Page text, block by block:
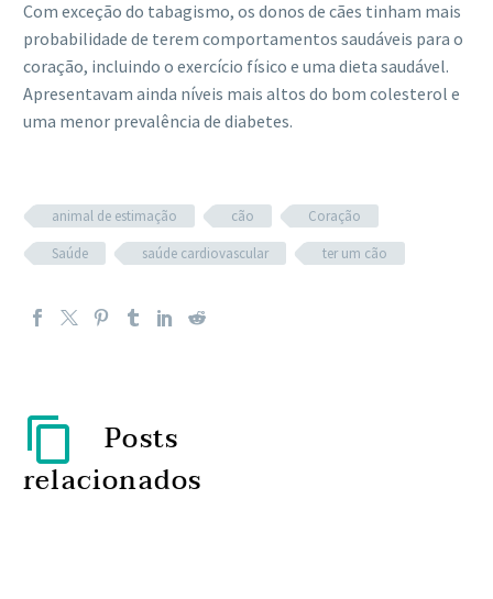
Com exceção do tabagismo, os donos de cães tinham mais
probabilidade de terem comportamentos saudáveis ​​para o
coração, incluindo o exercício físico e uma dieta saudável.
Apresentavam ainda níveis mais altos do bom colesterol e
uma menor prevalência de diabetes.
animal de estimação cão
Coração
Saúde
saúde cardiovascular ter um cão
Posts
relacionados